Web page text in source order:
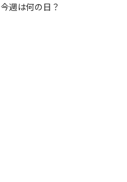
今週は何の日？